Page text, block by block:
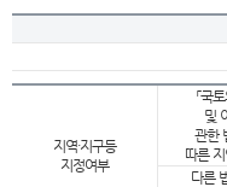
지역·지구등
지정여부
「국
및
관한
따른 지
다른